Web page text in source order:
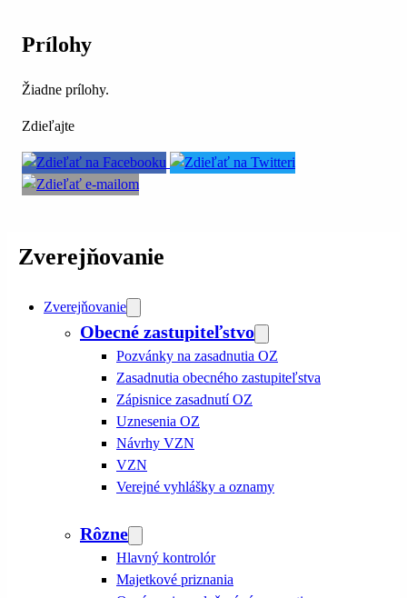
Prílohy
Žiadne prílohy.
Zdieľajte
Zverejňovanie
Zverejňovanie
Obecné zastupiteľstvo
Pozvánky na zasadnutia OZ
Zasadnutia obecného zastupiteľstva
Zápisnice zasadnutí OZ
Uznesenia OZ
Návrhy VZN
VZN
Verejné vyhlášky a oznamy
Rôzne
Hlavný kontrolór
Majetkové priznania